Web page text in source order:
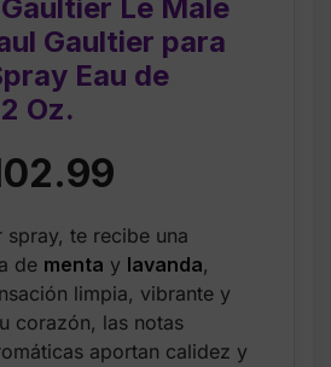
Le Male
Gaultier para
Eau de
Oz.
is:
$102.99.
spray, te recibe una
de menta y lavanda,
limpia, vibrante y
corazón, las notas
aportan calidez y